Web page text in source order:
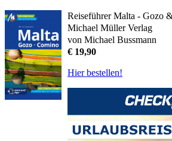
Reiseführer Malta - Gozo
Michael Müller Verlag
von Michael Bussmann
€ 19,90
Hier bestellen!